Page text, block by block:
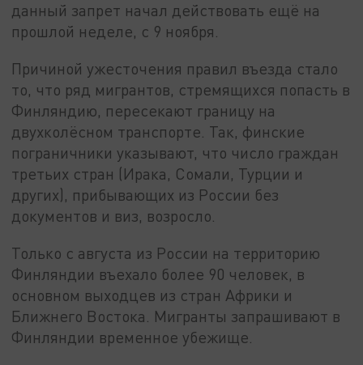
данный запрет начал действовать ещё на
прошлой неделе, с 9 ноября.
Причиной ужесточения правил въезда стало
то, что ряд мигрантов, стремящихся попасть в
Финляндию, пересекают границу на
двухколёсном транспорте. Так, финские
пограничники указывают, что число граждан
третьих стран (Ирака, Сомали, Турции и
других), прибывающих из России без
документов и виз, возросло.
Только с августа из России на территорию
Финляндии въехало более 90 человек, в
основном выходцев из стран Африки и
Ближнего Востока. Мигранты запрашивают в
Финляндии временное убежище.